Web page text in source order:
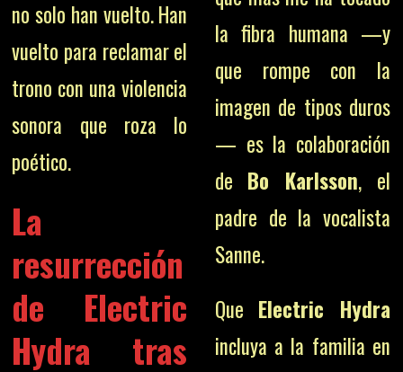
no solo han vuelto. Han
vuelto para reclamar el
trono con una violencia
sonora que roza lo
poético.
La
resurrección
de Electric
Hydra tras
la fibra humana —y
que rompe con la
imagen de tipos duros
— es la colaboración
de Bo Karlsson, el
padre de la vocalista
Sanne.
Que Electric Hydra
incluya a la familia en